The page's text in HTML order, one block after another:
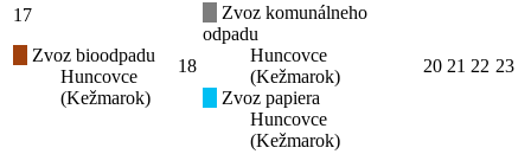
17
Zvoz bioodpadu
Huncovce
(Kežmarok)
18
Zvoz komunálneho
odpadu
Huncovce
(Kežmarok)
Zvoz papiera
Huncovce
(Kežmarok)
20 21 22 23